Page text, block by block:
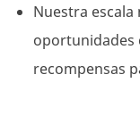
Nuestra
oportunidades
recompensas